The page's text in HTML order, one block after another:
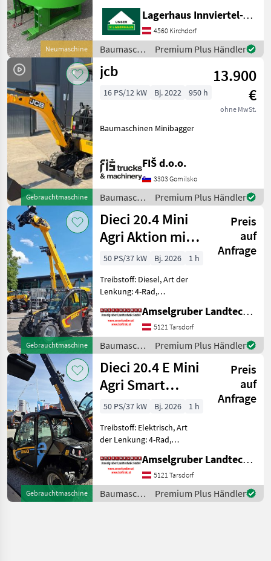
Neumaschine
Stapleraufnahme -
Auslaufschieber hinten und
rechts - Auslaufrutsche -
Sackaufreißer
Lagerhaus Innviertel-Traunviertel-Urfahr eGen, Kirchdorf
4560 Kirchdorf
Baumaschinen
/ Sonstige
Premium Plus Händler
Gebrauchtmaschine
jcb
13.900
€
ohne MwSt.
16 PS/12 kW Bj. 2022 950 h
Baumaschinen Minibagger
FIŠ d.o.o.
3303 Gomilsko
Baumaschinen
/ JCB
Premium Plus Händler
Gebrauchtmaschine
Dieci 20.4 Mini
Agri Aktion mit
Österreichpaket
Preis
auf
Anfrage
50 PS/37 kW Bj. 2026
1 h
Treibstoff: Diesel, Art der
Lenkung: 4-Rad,
Getriebeart Landmaschine:
Hydrostatgetriebe, hydr.
Werkzeugverriegelung,
Heizung, Sitzfederung,
Zusatzgew
Amselgruber Landtechnik GmbH
5121 Tarsdorf
Baumaschinen
/ Dieci
Premium Plus Händler
Gebrauchtmaschine
Dieci 20.4 E Mini
Agri Smart
ELEKTRO
Teleskoplader
TOP
Preis
auf
Anfrage
50 PS/37 kW Bj. 2026
1 h
Treibstoff: Elektrisch, Art
der Lenkung: 4-Rad,
Hydrostatgetriebe, hydr.
Werkzeugverriegelung,
Heizung, Zusatzgewichte,
Steuergerät dw, Sperrdiff.
Amselgruber Landtechnik GmbH
5121 Tarsdorf
Baumaschinen
/ Dieci
Premium Plus Händler